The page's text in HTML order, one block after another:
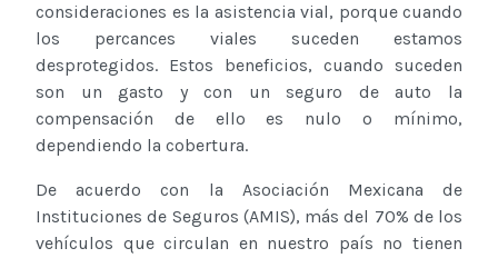
consideraciones es la asistencia vial, porque cuando
los percances viales suceden estamos
desprotegidos. Estos beneficios, cuando suceden
son un gasto y con un seguro de auto la
compensación de ello es nulo o mínimo,
dependiendo la cobertura.
De acuerdo con la Asociación Mexicana de
Instituciones de Seguros (AMIS), más del 70% de los
vehículos que circulan en nuestro país no tienen